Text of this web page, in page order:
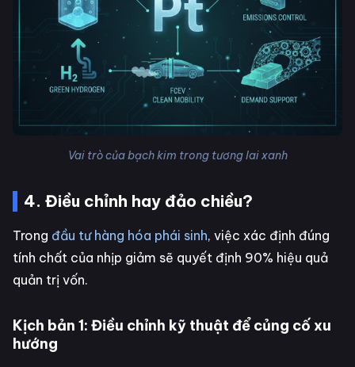
Vai trò của bạch kim trong tương lai xanh
4. Điều chỉnh hay đảo chiều?
Trong đầu tư hàng hóa phái sinh, việc xác định đúng
tính chất của nhịp giảm sẽ quyết định 90% hiệu quả
quản trị vốn.
Kịch bản 1: Điều chỉnh kỹ thuật để củng cố xu
hướng